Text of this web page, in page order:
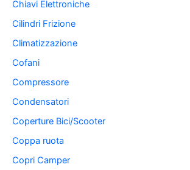
Chiavi Elettroniche
Cilindri Frizione
Climatizzazione
Cofani
Compressore
Condensatori
Coperture Bici/Scooter
Coppa ruota
Copri Camper